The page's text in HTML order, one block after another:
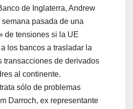
de Inglaterra, Andrew
pasada de una
de tensiones si la UE
los bancos a trasladar la
transacciones de derivados
al continente.
sólo de problemas
Darroch, ex representante